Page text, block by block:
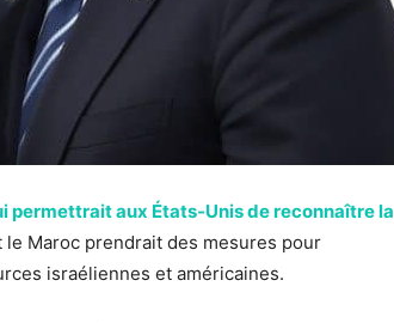
permettrait aux États-Unis de reconnaître la
le Maroc prendrait des mesures pour
israéliennes et américaines.